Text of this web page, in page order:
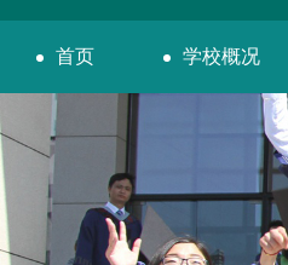
首页 学校概况